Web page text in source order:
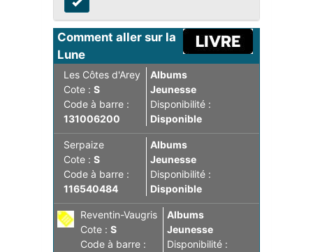
Comment aller sur la
Lune
Les Côtes d'Arey
Cote : S
Code à barre :
131006200
Albums
Jeunesse
Disponibilité :
Disponible
Serpaize
Cote : S
Code à barre :
116540484
Albums
Jeunesse
Disponibilité :
Disponible
Reventin-Vaugris
Cote : S
Code à barre :
Albums
Jeunesse
Disponibilité :